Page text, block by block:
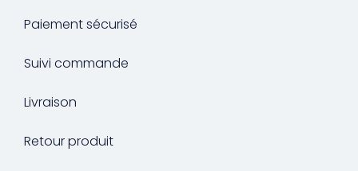
Paiement sécurisé
Suivi commande
Livraison
Retour produit